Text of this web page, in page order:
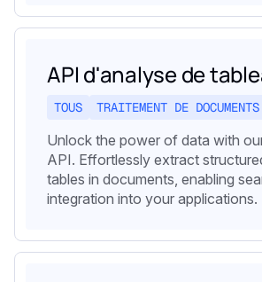
API d'analyse de
TOUS TRAITEMENT DE DOCUMENTS
Unlock the power of data with
API. Effortlessly extract
tables in documents, enabling
integration into your applications.